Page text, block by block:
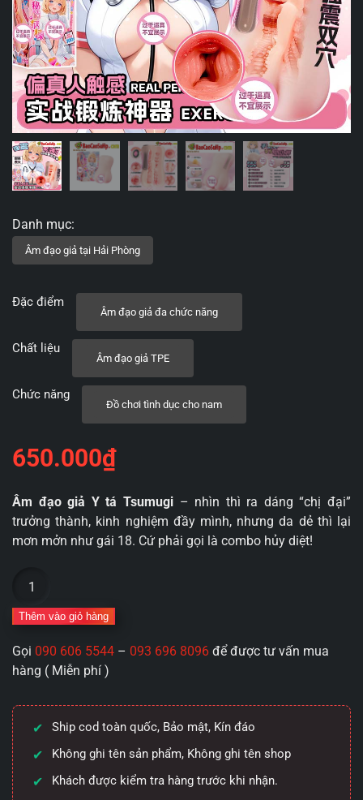
Đặc điểm
Âm đạo giả đa chức năng
Chất liệu
Âm đạo giả TPE
Chức năng
Đồ chơi tình dục cho nam
650.000₫
Âm đạo giả Y tá Tsumugi– nhìn thì ra dáng “chị đại”
trưởng thành, kinh nghiệm đầy mình, nhưng da dẻ thì lại
mơn mởn như gái 18. Cứ phải gọi là combo hủy diệt!
đạo
giả
khối
cầm
có
rung
Tsumugi
bóp
khít
Thêm vào giỏ hàng
Gọi 090 606 5544 – 093 696 8096 để được tư vấn mua
hàng ( Miễn phí )
Ship cod toàn quốc, Bảo mật, Kín đáo
Không ghi tên sản phẩm, Không ghi tên shop
Khách được kiểm tra hàng trước khi nhận.